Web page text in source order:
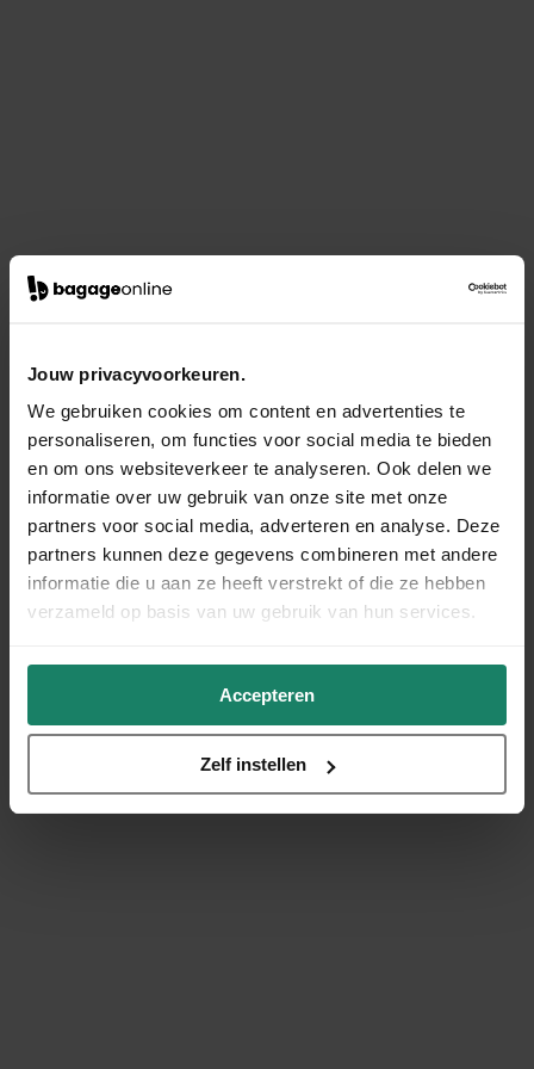
Jouw privacyvoorkeuren.
We gebruiken cookies om content en advertenties te
personaliseren, om functies voor social media te bieden
en om ons websiteverkeer te analyseren. Ook delen we
informatie over uw gebruik van onze site met onze
partners voor social media, adverteren en analyse. Deze
partners kunnen deze gegevens combineren met andere
informatie die u aan ze heeft verstrekt of die ze hebben
verzameld op basis van uw gebruik van hun services.
Accepteren
Zelf instellen